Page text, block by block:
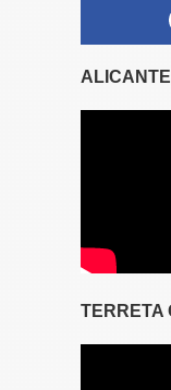
TERRETA